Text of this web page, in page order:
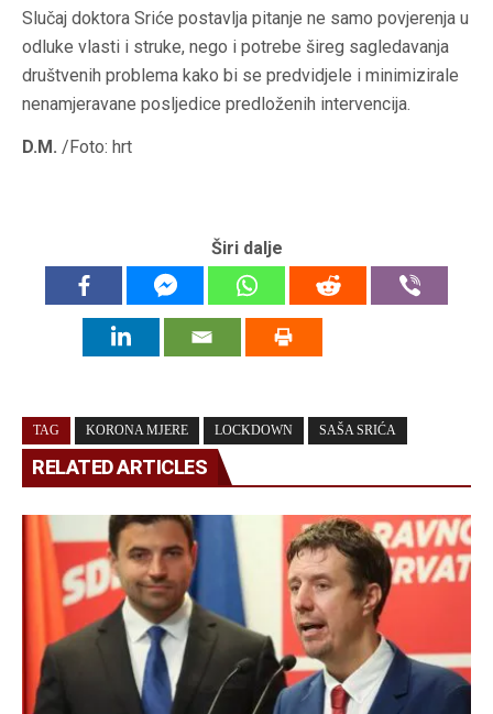
Slučaj doktora Sriće postavlja pitanje ne samo povjerenja u
odluke vlasti i struke, nego i potrebe šireg sagledavanja
društvenih problema kako bi se predvidjele i minimizirale
nenamjeravane posljedice predloženih intervencija.
D.M. /Foto: hrt
Širi dalje
TAG KORONA MJERE LOCKDOWN SAŠA SRIĆA
RELATED ARTICLES